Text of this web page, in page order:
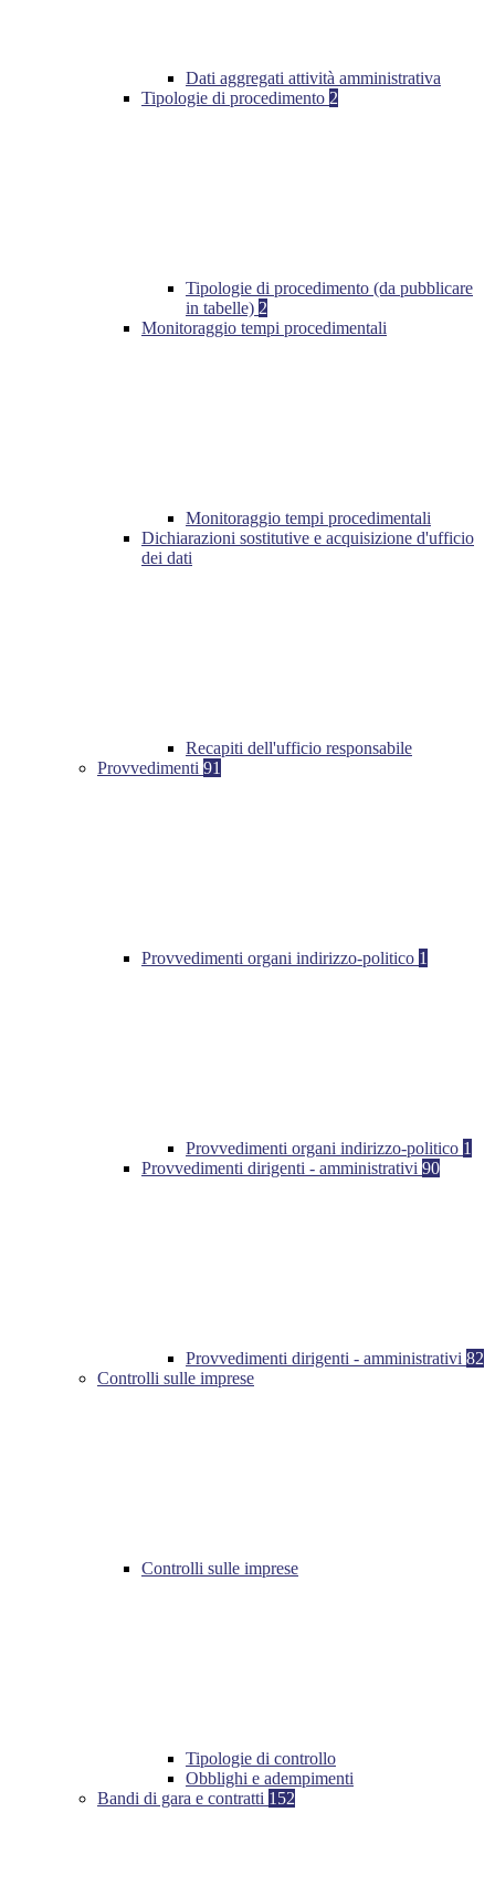
Dati aggregati attività amministrativa
Tipologie di procedimento 2
Tipologie di procedimento (da pubblicare
in tabelle) 2
Monitoraggio tempi procedimentali
Monitoraggio tempi procedimentali
Dichiarazioni sostitutive e acquisizione d'ufficio
dei dati
Recapiti dell'ufficio responsabile
Provvedimenti 91
Provvedimenti organi indirizzo-politico 1
Provvedimenti organi indirizzo-politico 1
Provvedimenti dirigenti - amministrativi 90
Provvedimenti dirigenti - amministrativi 82
Controlli sulle imprese
Controlli sulle imprese
Tipologie di controllo
Obblighi e adempimenti
Bandi di gara e contratti 152